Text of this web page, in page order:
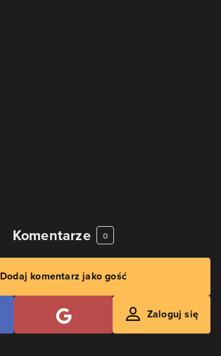
Komentarze 0
Dodaj komentarz jako gość
Zaloguj się